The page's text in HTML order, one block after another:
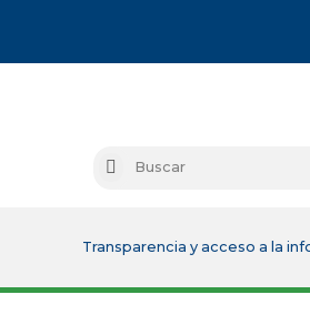
Buscar
Transparencia y acceso a la